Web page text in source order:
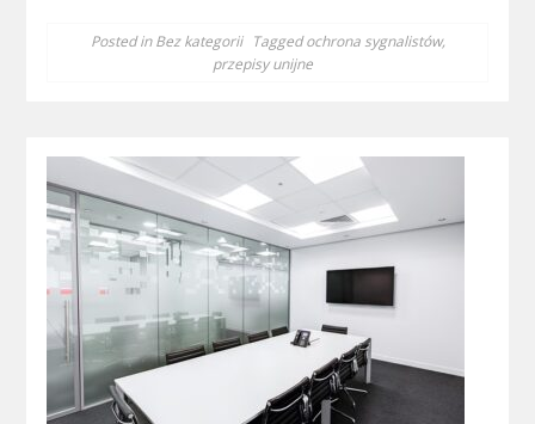
Posted inBez kategorii Taggedochrona sygnalistów,
przepisy unijne